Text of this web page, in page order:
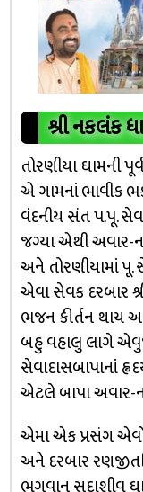
શ્રી નકલંક
તોરણીયા ઘામની
એ ગામનાં ભાવીક
વંદનીય સંત પ.પૂ.
જગ્‍યા એથી અવાર-
અને તોરણીયામાં પૂ.
એવા સેવક દરબાર
ભજન કીર્તન થાય
બહુ વહાલુ લાગે
સેવાદાસબાપાનાં
એટલે બાપા અવાર-
એમા એક પ્રસંગ
અને દરબાર